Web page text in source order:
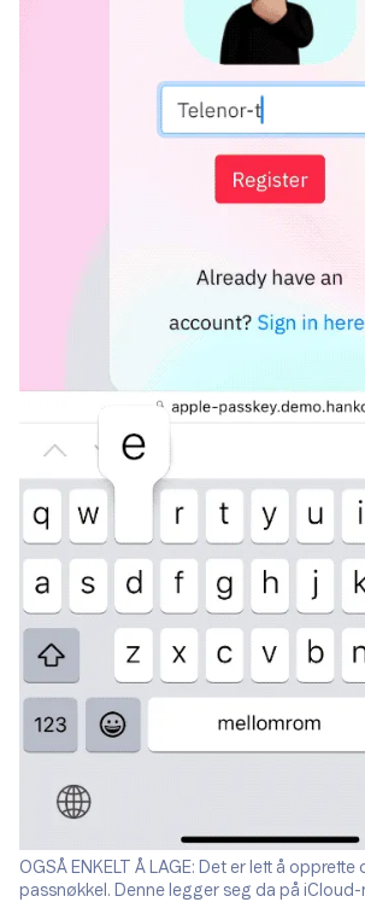
OGSÅ ENKELT Å LAGE: Det er lett å opprette
passnøkkel. Denne legger seg da på